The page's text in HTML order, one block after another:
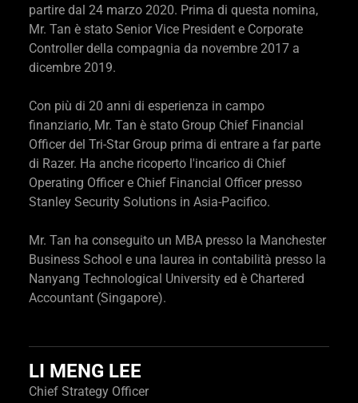
partire dal 24 marzo 2020. Prima di questa nomina,
Mr. Tan è stato Senior Vice President e Corporate
Controller della compagnia da novembre 2017 a
dicembre 2019.
Con più di 20 anni di esperienza in campo
finanziario, Mr. Tan è stato Group Chief Financial
Officer del Tri-Star Group prima di entrare a far parte
di Razer. Ha anche ricoperto l'incarico di Chief
Operating Officer e Chief Financial Officer presso
Stanley Security Solutions in Asia-Pacifico.
Mr. Tan ha conseguito un MBA presso la Manchester
Business School e una laurea in contabilità presso la
Nanyang Technological University ed è Chartered
Accountant (Singapore).
LI MENG LEE
Chief Strategy Officer